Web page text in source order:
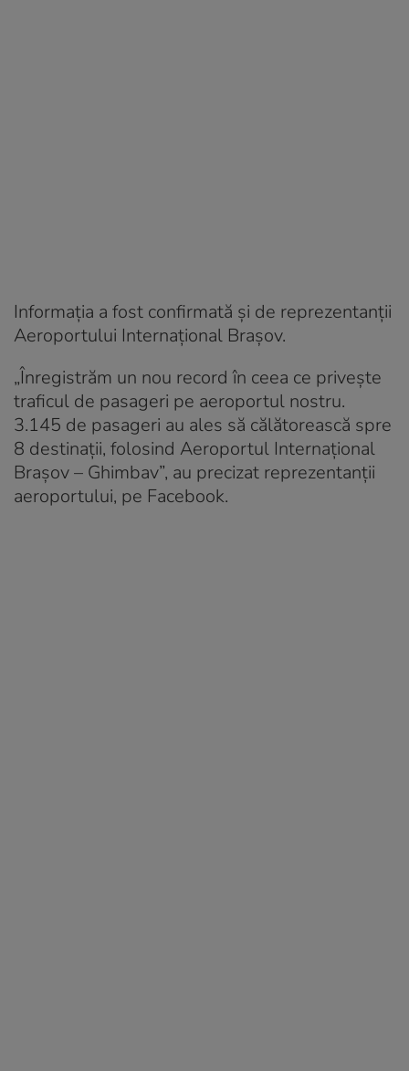
Informația a fost confirmată și de reprezentanții
Aeroportului Internațional Brașov.
„Înregistrăm un nou record în ceea ce privește
traficul de pasageri pe aeroportul nostru.
3.145 de pasageri au ales să călătorească spre
8 destinații, folosind Aeroportul Internațional
Brașov – Ghimbav”, au precizat reprezentanții
aeroportului, pe Facebook.